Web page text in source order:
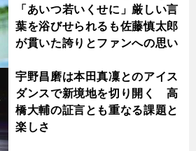
「あいつ若いくせに」厳しい言
葉を浴びせられるも佐藤慎太郎
が貫いた誇りとファンへの思い
宇野昌磨は本田真凜とのアイス
ダンスで新境地を切り開く 高
橋大輔の証言とも重なる課題と
楽しさ